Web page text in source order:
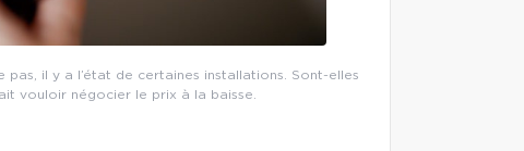
il y a l’état de certaines installations. Sont-elles
vouloir négocier le prix à la baisse.